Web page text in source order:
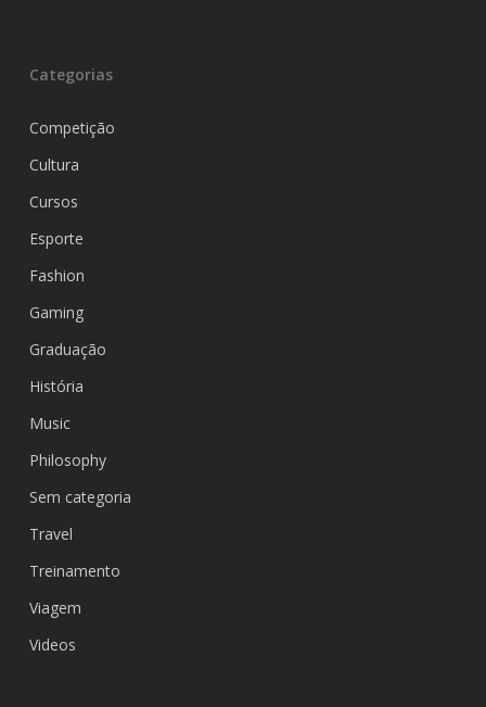
Categorias
Competição
Cultura
Cursos
Esporte
Fashion
Gaming
Graduação
História
Music
Philosophy
Sem categoria
Travel
Treinamento
Viagem
Videos